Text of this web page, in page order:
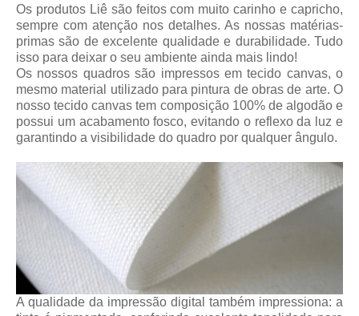
Os produtos Liêsão feitos com muito carinho e capricho,
sempre com atenção nos detalhes. As nossas matérias-
primas são de excelente qualidade e durabilidade. Tudo
isso para deixar o seu ambiente ainda mais lindo!
Os nossos quadros são impressos em tecido canvas, o
mesmo material utilizado para pintura de obras de arte. O
nosso tecido canvas tem composição 100% de algodão e
possui um acabamento fosco, evitando o reflexo da luz e
garantindo a visibilidade do quadro por qualquer ângulo.
A qualidade da impressão digital também impressiona: a